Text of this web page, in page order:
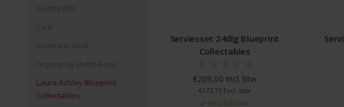
Gastro Bitz
Cyril
Seltmann Beat
Organic by Dutch Rose
Laura Ashley Blueprint
Collectables
Serviesset 24dlg Blueprint
Collectables
€209,00 Incl. btw
€172,73 Excl. btw
Beschikbaar